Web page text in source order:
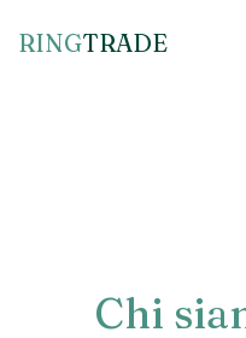
RING​TRADE
Chi